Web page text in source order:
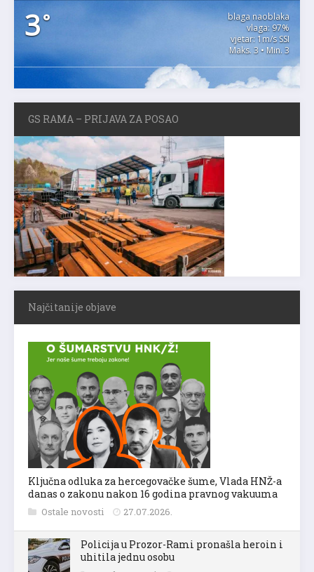
3°
blaga naoblaka
vlaga: 97%
vjetar: 1m/s SSI
Maks. 3 • Min. 3
GS RAMA – PRIJAVA ZA POSAO
Najčitanije objave
Ključna odluka za hercegovačke šume, Vlada HNŽ-a
danas o zakonu nakon 16 godina pravnog vakuuma
Ostale novosti 27.07.2026.
Policija u Prozor-Rami pronašla heroin i
uhitila jednu osobu